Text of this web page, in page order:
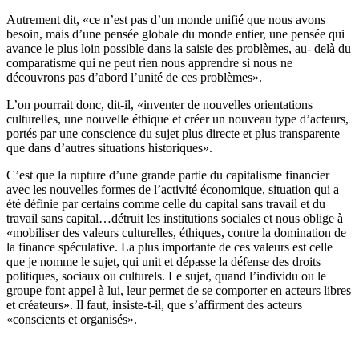
Autrement dit, «ce n’est pas d’un monde unifié que nous avons
besoin, mais d’une pensée globale du monde entier, une pensée qui
avance le plus loin possible dans la saisie des problèmes, au- delà du
comparatisme qui ne peut rien nous apprendre si nous ne
découvrons pas d’abord l’unité de ces problèmes».
L’on pourrait donc, dit-il, «inventer de nouvelles orientations
culturelles, une nouvelle éthique et créer un nouveau type d’acteurs,
portés par une conscience du sujet plus directe et plus transparente
que dans d’autres situations historiques».
C’est que la rupture d’une grande partie du capitalisme financier
avec les nouvelles formes de l’activité économique, situation qui a
été définie par certains comme celle du capital sans travail et du
travail sans capital…détruit les institutions sociales et nous oblige à
«mobiliser des valeurs culturelles, éthiques, contre la domination de
la finance spéculative. La plus importante de ces valeurs est celle
que je nomme le sujet, qui unit et dépasse la défense des droits
politiques, sociaux ou culturels. Le sujet, quand l’individu ou le
groupe font appel à lui, leur permet de se comporter en acteurs libres
et créateurs». Il faut, insiste-t-il, que s’affirment des acteurs
«conscients et organisés».